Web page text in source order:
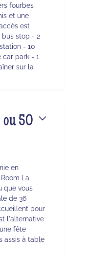
fourbes
et une
est
bus stop - 2
- 10
park - 1
sur la
ou 50
en
La
que vous
de 36
pour
l'alternative
fête
assis à table